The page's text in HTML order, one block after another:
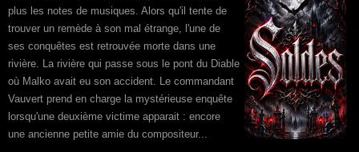
plus les notes de musiques. Alors qu'il tente de
trouver un remède à son mal étrange, l'une de
ses conquêtes est retrouvée morte dans une
rivière. La rivière qui passe sous le pont du Diable
où Malko avait eu son accident. Le commandant
Vauvert prend en charge la mystérieuse enquête
lorsqu'une deuxième victime apparait : encore
une ancienne petite amie du compositeur...